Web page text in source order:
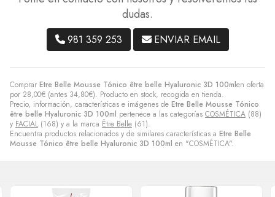
Comprar Etre Belle Mousse Tónico être belle Hyaluronic 3D 100mlen oferta
por 28,00€ (antes 34,80€). Producto en stock, recogida en tienda.
Precio, información, características e imágenes de Etre Belle Mousse Tónico
être belle Hyaluronic 3D 100ml pertenece a las categorías COSMÉTICA (88)
y FACIAL(168) y a la marca Être Belle (61).
Encuentra productos relacionados y de similares características a Etre Belle
Mousse Tónico être belle Hyaluronic 3D 100ml en "COSMÉTICA".
dudas.
981 359 253 ENVIAR EMAIL